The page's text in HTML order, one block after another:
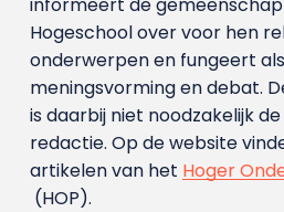
Hogeschool over voor hen
onderwerpen en fungeert
meningsvorming en debat.
is daarbij niet noodzakelijk
redactie. Op de website
artikelen van het Hoger
(HOP).